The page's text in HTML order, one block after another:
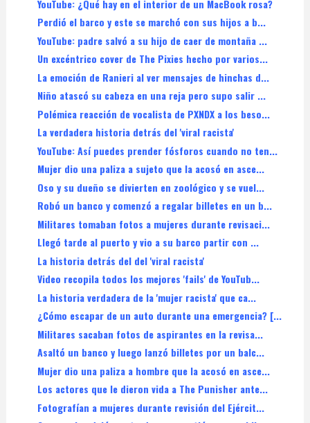
YouTube: ¿Qué hay en el interior de un MacBook rosa?
Perdió el barco y este se marchó con sus hijos a b...
YouTube: padre salvó a su hijo de caer de montaña ...
Un excéntrico cover de The Pixies hecho por varios...
La emoción de Ranieri al ver mensajes de hinchas d...
Niño atascó su cabeza en una reja pero supo salir ...
Polémica reacción de vocalista de PXNDX a los beso...
La verdadera historia detrás del 'viral racista'
YouTube: Así puedes prender fósforos cuando no ten...
Mujer dio una paliza a sujeto que la acosó en asce...
Oso y su dueño se divierten en zoológico y se vuel...
Robó un banco y comenzó a regalar billetes en un b...
Militares tomaban fotos a mujeres durante revisaci...
Llegó tarde al puerto y vio a su barco partir con ...
La historia detrás del del 'viral racista'
Video recopila todos los mejores 'fails' de YouTub...
La historia verdadera de la 'mujer racista' que ca...
¿Cómo escapar de un auto durante una emergencia? [...
Militares sacaban fotos de aspirantes en la revisa...
Asaltó un banco y luego lanzó billetes por un balc...
Mujer dio una paliza a hombre que la acosó en asce...
Los actores que le dieron vida a The Punisher ante...
Fotografían a mujeres durante revisión del Ejércit...